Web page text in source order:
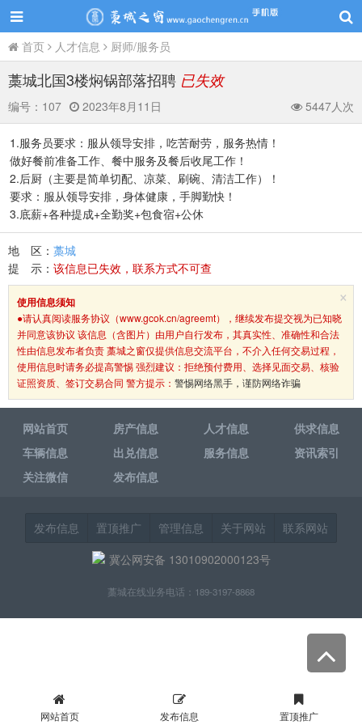
首页 人才信息 厨师/服务员
藁城北国3楼焖锅部落招聘 已失效
编号： 107 2023年8月11日 5447人次
1.服务员要求：服从领导安排，吃苦耐劳，服务热情！
做好餐前准备工作、餐中服务及餐后收尾工作！
2.后厨（主要是简单切配、凉菜、刷碗、清洁工作）！
要求：服从领导安排，身体健康，手脚勤快！
3.底薪+各种提成+全勤奖+包食宿+公休
地 区： 藁城
提 示： 该信息已失效，联系方式不可查
×
使用信息须知
●请认真阅读服务协议（www.gcok.cn/agreemt），继续发布提交视为已知晓
并同意该协议 该信息（含图片）由用户自行发布，其真实性、准确性和合法
性由信息发布者负责 藁城之窗仅提供信息交流平台，不介入任何交易过程，
使用信息时请务必提高警惕 强烈建议：拒绝预付费用、选择见面交易、核验
证照资质、签订交易合同 警方提示： 警惕网络黑手，谨防网络诈骗
网站首页 房产信息 人才信息
供求信息
车辆信息
出兑信息 服务信息
资讯索引
关注微信
发布信息
发布信息 置顶推广 管理信息 关于网站
联系网站
冀公网安备 13010902000123号
藁城在线业务电话：189-3197-8868
网站首页 发布信息 置顶推广